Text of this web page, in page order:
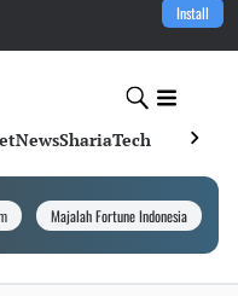
Install
NewsShariaTech
Majalah Fortune Indonesia